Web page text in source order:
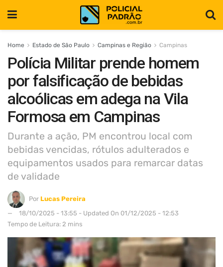
Home Estado de São Paulo Campinas e Região Campinas
Polícia Militar prende homem
por falsificação de bebidas
alcoólicas em adega na Vila
Formosa em Campinas
Durante a ação, PM encontrou local com
bebidas vencidas, rótulos adulterados e
equipamentos usados para remarcar datas
de validade
Por Lucas Pereira
18/10/2025 - 13:55 - Updated On 01/12/2025 - 12:53
Tempo de Leitura: 2 mins